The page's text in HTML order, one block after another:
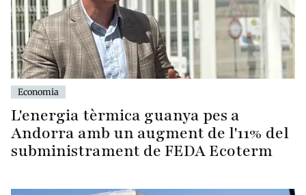
Economia
L'energia tèrmica guanya pes a
Andorra amb un augment de l'11% del
subministrament de FEDA Ecoterm